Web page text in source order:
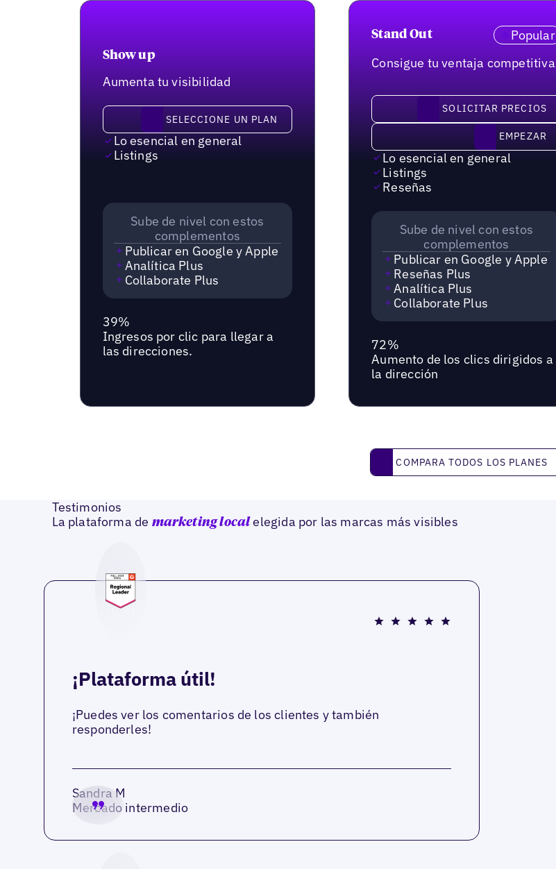
Show up
Aumenta tu visibilidad
Seleccione un planSELECCIONE UN PLAN
Lo esencial en general
Listings
Sube de nivel con estos
complementos
Publicar en Google y Apple
Analítica Plus
Collaborate Plus
39%
Ingresos por clic para llegar a
las direcciones.
Stand Out
Popular
Consigue tu ventaja competitiva
solicitar preciosSOLICITAR PRECIOS
Empezar EMPEZAR
Lo esencial en general
Listings
Reseñas
Sube de nivel con estos
complementos
Publicar en Google y Apple
Reseñas Plus
Analítica Plus
Collaborate Plus
72%
Aumento de los clics dirigidos a
la dirección
Compara todos los planes
COMPARA TODOS LOS PLANES
Testimonios
La plataforma de marketing localelegida por las marcas más visibles
¡Plataforma útil!
¡Puedes ver los comentarios de los clientes y también
responderles!
Sandra M
Mercado intermedio